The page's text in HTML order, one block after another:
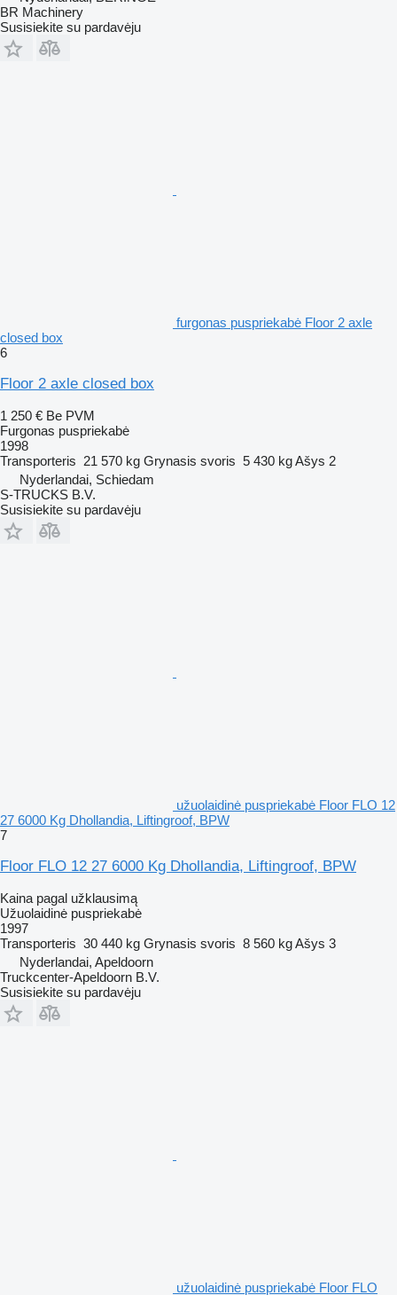
BR Machinery
Susisiekite su pardavėju
furgonas puspriekabė Floor 2 axle
closed box
6
Floor 2 axle closed box
1 250 € Be PVM
Furgonas puspriekabė
1998
Transporteris 21 570 kg Grynasis svoris 5 430 kgAšys 2
Nyderlandai, Schiedam
S-TRUCKS B.V.
Susisiekite su pardavėju
užuolaidinė puspriekabė Floor FLO 12
27 6000 Kg Dhollandia, Liftingroof, BPW
7
Floor FLO 12 27 6000 Kg Dhollandia, Liftingroof, BPW
Kaina pagal užklausimą
Užuolaidinė puspriekabė
1997
Transporteris 30 440 kg Grynasis svoris 8 560 kgAšys 3
Nyderlandai, Apeldoorn
Truckcenter-Apeldoorn B.V.
Susisiekite su pardavėju
užuolaidinė puspriekabė Floor FLO